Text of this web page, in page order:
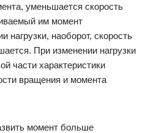
уменьшается скорость
им момент
нагрузки, наоборот, скорость
При изменении нагрузки
части характеристики
вращения и момента
момент больше